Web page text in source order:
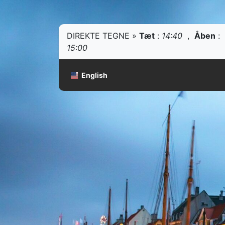
DIREKTE TEGNE » Tæt : 14:40 , Åben :
15:00
English